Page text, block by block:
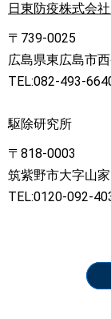
日東防疫株式会
〒739-0025
広島県東広島市
TEL:082-493-
駆除研究所
〒818-0003
筑紫野市大字山
TEL:0120-092-